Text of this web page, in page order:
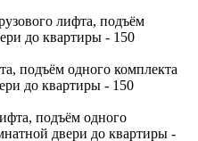
лифта, подъём
до квартиры - 150
подъём одного комплекта
до квартиры - 150
подъём одного
двери до квартиры -